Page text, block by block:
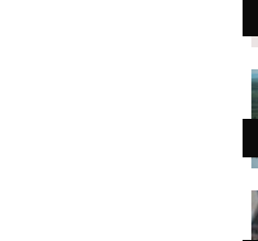
Get notified about exclusive offers